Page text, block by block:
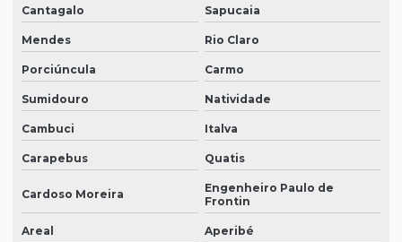
Revisão Contábil
Revisão de pares auditoria
Serviços de auditoria da ANTT
Serviços de contabilidade em geral
Valor auditoria contábil
Cantagalo Sapucaia
Mendes Rio Claro
Porciúncula Carmo
Sumidouro Natividade
Cambuci Italva
Carapebus Quatis
Cardoso Moreira
Engenheiro Paulo de
Frontin
Areal Aperibé